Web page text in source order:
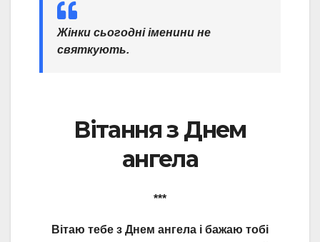
Жінки сьогодні іменини не
святкують.
Вітання з Днем
ангела
***
Вітаю тебе з Днем ангела і бажаю тобі